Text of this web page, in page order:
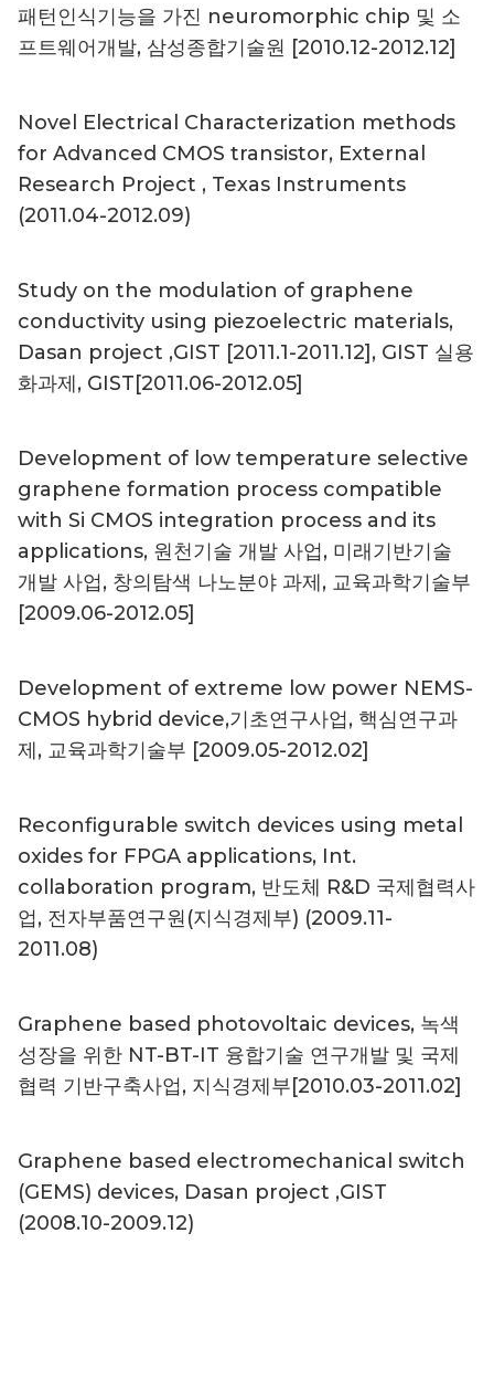
패턴인식기능을 가진 neuromorphic chip 및 소
프트웨어개발, 삼성종합기술원 [2010.12-2012.12]
Novel Electrical Characterization methods
for Advanced CMOS transistor, External
Research Project , Texas Instruments
(2011.04-2012.09)
Study on the modulation of graphene
conductivity using piezoelectric materials,
Dasan project ,GIST [2011.1-2011.12], GIST 실용
화과제, GIST[2011.06-2012.05]
Development of low temperature selective
graphene formation process compatible
with Si CMOS integration process and its
applications, 원천기술 개발 사업, 미래기반기술
개발 사업, 창의탐색 나노분야 과제, 교육과학기술부
[2009.06-2012.05]
Development of extreme low power NEMS-
CMOS hybrid device,기초연구사업, 핵심연구과
제, 교육과학기술부 [2009.05-2012.02]
Reconfigurable switch devices using metal
oxides for FPGA applications, Int.
collaboration program, 반도체 R&D 국제협력사
업, 전자부품연구원(지식경제부) (2009.11-
2011.08)
Graphene based photovoltaic devices, 녹색
성장을 위한 NT-BT-IT 융합기술 연구개발 및 국제
협력 기반구축사업, 지식경제부[2010.03-2011.02]
Graphene based electromechanical switch
(GEMS) devices, Dasan project ,GIST
(2008.10-2009.12)